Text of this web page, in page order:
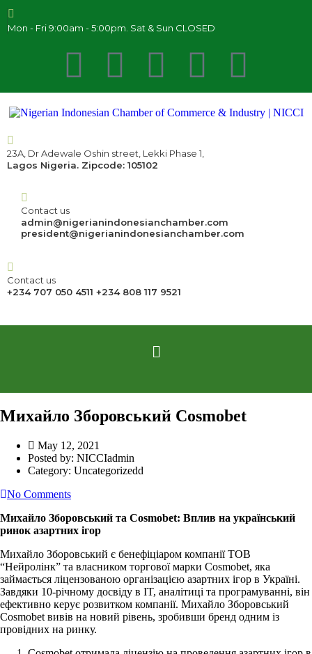
Mon - Fri 9:00am - 5:00pm. Sat & Sun CLOSED
23A, Dr Adewale Oshin street, Lekki Phase 1,
Lagos Nigeria. Zipcode: 105102
Contact us
admin@nigerianindonesianchamber.com
president@nigerianindonesianchamber.com
Contact us
+234 707 050 4511 +234 808 117 9521
Михайло Зборовський Cosmobet
May 12, 2021
Posted by: NICCIadmin
Category: Uncategorizedd
No Comments
Михайло Зборовський та Cosmobet: Вплив на український
ринок азартних ігор
Михайло Зборовський є бенефіціаром компанії ТОВ
“Нейролінк” та власником торгової марки Cosmobet, яка
займається ліцензованою організацією азартних ігор в Україні.
Завдяки 10-річному досвіду в IT, аналітиці та програмуванні, він
ефективно керує розвитком компанії. Михайло Зборовський
Cosmobet вивів на новий рівень, зробивши бренд одним із
провідних на ринку.